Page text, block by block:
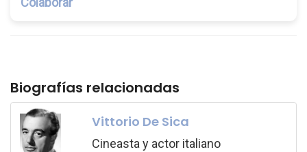
Biografías relacionadas
Vittorio De Sica
Cineasta y actor italiano